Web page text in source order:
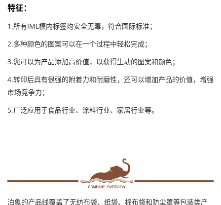
特征：
1.所有IML模内标签均安全无毒，符合国际标准；
2.多种颜色的图案可以在一个过程中轻松完成；
3.您可以为产品添加高价值，以获得生动的图案和颜色；
4.转印后具有很强的附着力和耐磨性，还可以增加产品的价值，增强
市场竞争力；
5.广泛应用于食品行业、涂料行业、家居行业等。
泊象的产品线覆盖了无纺布袋、纸袋、棉布袋和防尘罩等包装类产